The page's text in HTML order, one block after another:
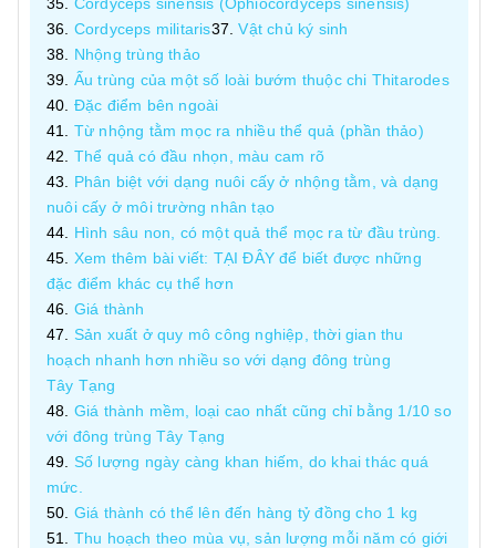
Cordyceps militaris
Vật chủ ký sinh
Nhộng trùng thảo
Ấu trùng của một số loài bướm thuộc chi Thitarodes
Đặc điểm bên ngoài
Từ nhộng tằm mọc ra nhiều thể quả (phần thảo)
Thể quả có đầu nhọn, màu cam rõ
Phân biệt với dạng nuôi cấy ở nhộng tằm, và dạng
nuôi cấy ở môi trường nhân tạo
Hình sâu non, có một quả thể mọc ra từ đầu trùng.
Xem thêm bài viết: TẠI ĐÂY để biết được những
đặc điểm khác cụ thể hơn
Giá thành
Sản xuất ở quy mô công nghiệp, thời gian thu
hoạch nhanh hơn nhiều so với dạng đông trùng
Tây Tạng
Giá thành mềm, loại cao nhất cũng chỉ bằng 1/10 so
với đông trùng Tây Tạng
Số lượng ngày càng khan hiếm, do khai thác quá
mức.
Giá thành có thể lên đến hàng tỷ đồng cho 1 kg
Thu hoạch theo mùa vụ, sản lượng mỗi năm có giới